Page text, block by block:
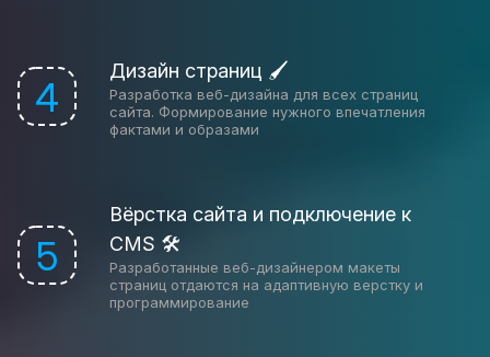
4
Дизайн страниц 🖌
Разработка веб-дизайна для всех страниц
сайта. Формирование нужного впечатления
фактами и образами
5
Вёрстка сайта и подключение к
CMS 🛠
Разработанные веб-дизайнером макеты
страниц отдаются на адаптивную верстку и
программирование